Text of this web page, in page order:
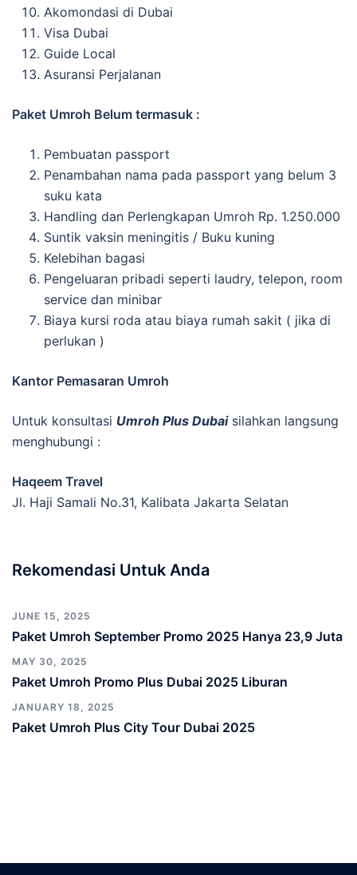
Akomondasi di Dubai
Visa Dubai
Guide Local
Asuransi Perjalanan
Paket Umroh Belum termasuk :
Pembuatan passport
Penambahan nama pada passport yang belum 3
suku kata
Handling dan Perlengkapan Umroh Rp. 1.250.000
Suntik vaksin meningitis / Buku kuning
Kelebihan bagasi
Pengeluaran pribadi seperti laudry, telepon, room
service dan minibar
Biaya kursi roda atau biaya rumah sakit ( jika di
perlukan )
Kantor Pemasaran Umroh
Untuk konsultasi Umroh Plus Dubaisilahkan langsung
menghubungi :
Haqeem Travel
Jl. Haji Samali No.31, Kalibata Jakarta Selatan
Rekomendasi Untuk Anda
JUNE 15, 2025
Paket Umroh September Promo 2025 Hanya 23,9 Juta
MAY 30, 2025
Paket Umroh Promo Plus Dubai 2025 Liburan
JANUARY 18, 2025
Paket Umroh Plus City Tour Dubai 2025